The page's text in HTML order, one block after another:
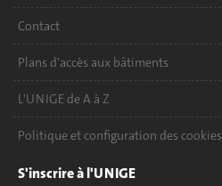
Contact
Plans d'accès aux bâtiments
L'UNIGE de A à Z
Politique et configuration des cookies
S'inscrire à l'UNIGE